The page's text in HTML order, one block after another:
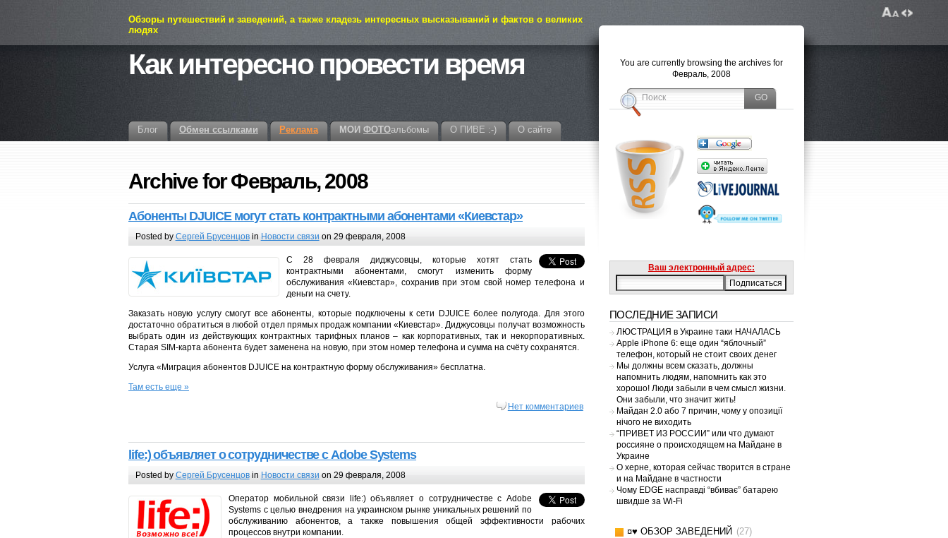
Обзоры путешествий и заведений, а также кладезь интересных высказываний и фактов о великих
людях
Как интересно провести время
Блог Обмен ссылками Реклама МОИ ФОТОальбомы О ПИВЕ :-) О сайте
Archive for Февраль, 2008
Абоненты DJUICE могут стать контрактными абонентами «Киевстар»
Posted by Сергей Брусенцовin Новости связи on 29 февраля, 2008
С 28 февраля диджусовцы, которые хотят стать
контрактными абонентами, смогут изменить форму
обслуживания «Киевстар», сохранив при этом свой номер телефона и
деньги на счету.
Заказать новую услугу смогут все абоненты, которые подключены к сети DJUICE более полугода. Для этого
достаточно обратиться в любой отдел прямых продаж компании «Киевстар». Диджусовцы получат возможность
выбрать один из действующих контрактных тарифных планов – как корпоративных, так и некорпоративных.
Старая SIM-карта абонента будет заменена на новую, при этом номер телефона и сумма на счёту сохранятся.
Услуга «Миграция абонентов DJUICE на контрактную форму обслуживания» бесплатна.
Там есть еще »
Нет комментариев
life:) объявляет о сотрудничестве с Adobe Systems
Posted by Сергей Брусенцовin Новости связи on 29 февраля, 2008
Оператор мобильной связи life:) объявляет о сотрудничестве с Adobe
Systems с целью внедрения на украинском рынке уникальных решений по
обслуживанию абонентов, а также повышения общей эффективности рабочих
процессов внутри компании.
You are currently browsing the archives for
Февраль, 2008
Ваш электронный адрес:
ПОСЛЕДНИЕ ЗАПИСИ
ЛЮСТРАЦИЯ в Украине таки НАЧАЛАСЬ
Apple iPhone 6: еще один “яблочный”
телефон, который не стоит своих денег
Мы должны всем сказать, должны
напомнить людям, напомнить как это
хорошо! Люди забыли в чем смысл жизни.
Они забыли, что значит жить!
Майдан 2.0 або 7 причин, чому у опозиції
нічого не виходить
“ПРИВЕТ ИЗ РОССИИ” или что думают
россияне о происходящем на Майдане в
Украине
О херне, которая сейчас творится в стране
и на Майдане в частности
Чому EDGE насправді “вбиває” батарею
швидше за Wi-Fi
¤♥ ОБЗОР ЗАВЕДЕНИЙ (27)